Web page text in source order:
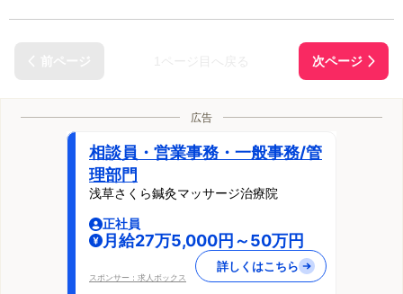
広告
相談員・営業事務・一般事務/管
理部門
浅草さくら鍼灸マッサージ治療院
正社員
月給27万5,000円～50万円
スポンサー：求人ボックス
詳しくはこちら